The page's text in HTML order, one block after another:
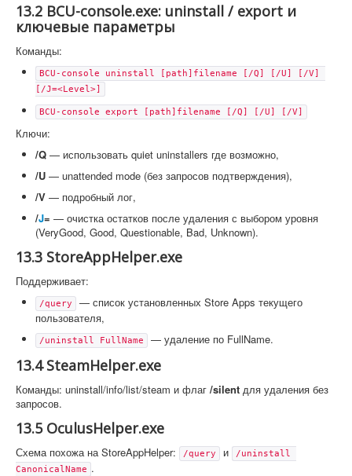
13.2 BCU-console.exe: uninstall / export и
ключевые параметры
Команды:
BCU-console uninstall [path]filename [/Q] [/U] [/V]
[/J=<Level>]
BCU-console export [path]filename [/Q] [/U] [/V]
Ключи:
/Q — использовать quiet uninstallers где возможно,
/U — unattended mode (без запросов подтверждения),
/V — подробный лог,
/J= — очистка остатков после удаления с выбором уровня
(VeryGood, Good, Questionable, Bad, Unknown).
13.3 StoreAppHelper.exe
Поддерживает:
/query
— список установленных Store Apps текущего
пользователя,
/uninstall FullName — удаление по FullName.
13.4 SteamHelper.exe
Команды: uninstall/info/list/steam и флаг /silent для удаления без
запросов.
13.5 OculusHelper.exe
Схема похожа на StoreAppHelper: /query и
/uninstall
CanonicalName .